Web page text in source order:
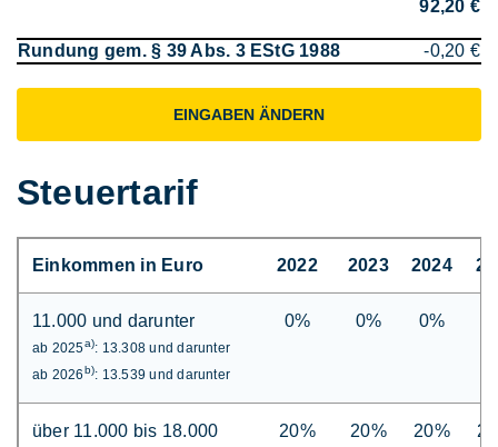
92,20 €
Rundung gem. § 39 Abs. 3 EStG 1988 -0,20 €
EINGABEN ÄNDERN
Steuertarif
Einkommen in Euro 2022 2023 2024
11.000 und darunter
ab 2025a): 13.308 und darunter
ab 2026b): 13.539 und darunter
0% 0% 0%
über 11.000 bis 18.000 20% 20% 20%